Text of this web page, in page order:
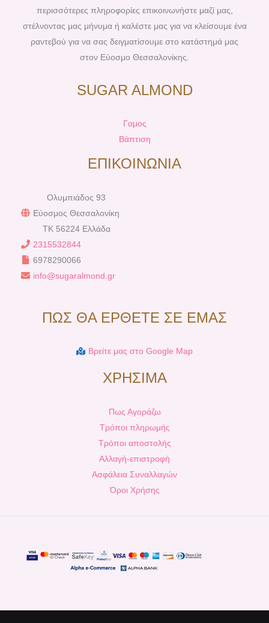
περισσότερες πληροφορίες επικοινωνήστε μαζί μας,
στέλνοντας μας μήνυμα ή καλέστε μας για να κλείσουμε ένα
ραντεβού για να σας δειγματίσουμε στο κατάστημά μας
στον Εύοσμο Θεσσαλονίκης.
SUGAR ALMOND
Γαμος
Βάπτιση
ΕΠΙΚΟΙΝΩΝΙΑ
Ολυμπιάδος 93
Εύοσμος Θεσσαλονίκη
TK 56224 Ελλάδα
2315532844
6978290066
info@sugaralmond.gr
ΠΩΣ ΘΑ ΕΡΘΕΤΕ ΣΕ ΕΜΑΣ
Βρείτε μας στο Google Map
ΧΡΗΣΙΜΑ
Πως Αγοράζω
Τρόποι πληρωμής
Τρόποι αποστολής
Αλλαγή-επιστροφή
Ασφάλεια Συναλλαγών
Όροι Χρήσης